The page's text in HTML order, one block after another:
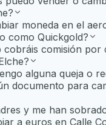
moneda en el
como Quickgold?
cobráis comisión por
alguna queja o
documento para
y me han
a euros en Calle